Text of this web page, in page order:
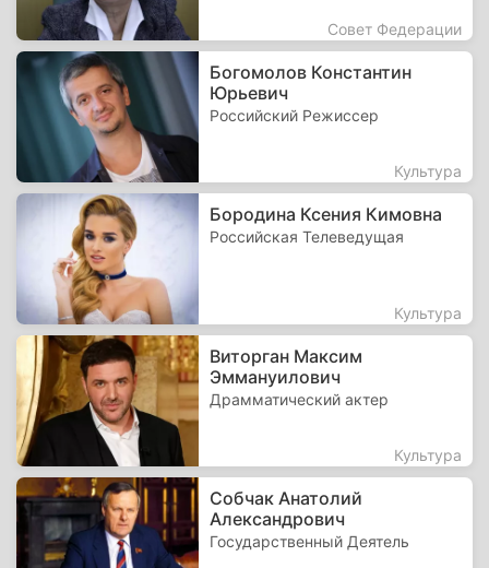
Совет Федерации
Богомолов Константин
Юрьевич
Российский Режиссер
Культура
Бородина Ксения Кимовна
Российская Телеведущая
Культура
Виторган Максим
Эммануилович
Драмматический актер
Культура
Собчак Анатолий
Александрович
Государственный Деятель